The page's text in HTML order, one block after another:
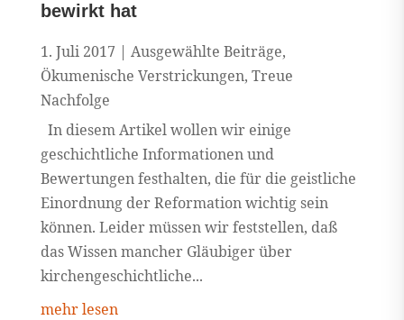
bewirkt hat
1. Juli 2017 | Ausgewählte Beiträge,
Ökumenische Verstrickungen, Treue
Nachfolge
In diesem Artikel wollen wir einige
geschichtliche Informationen und
Bewertungen festhalten, die für die geistliche
Einordnung der Reformation wichtig sein
können. Leider müssen wir feststellen, daß
das Wissen mancher Gläubiger über
kirchengeschichtliche...
mehr lesen